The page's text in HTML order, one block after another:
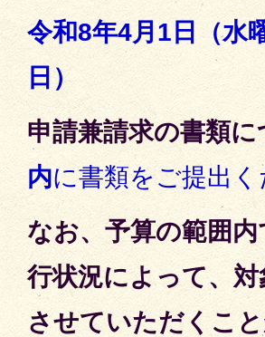
令和8年4月1日（水
日）
申請兼請求の書類に
内に書類をご提出く
なお、予算の範囲
行状況によって、
させていただくこ